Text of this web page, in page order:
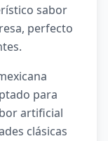
sabor
perfecto
para
artificial
clásicas